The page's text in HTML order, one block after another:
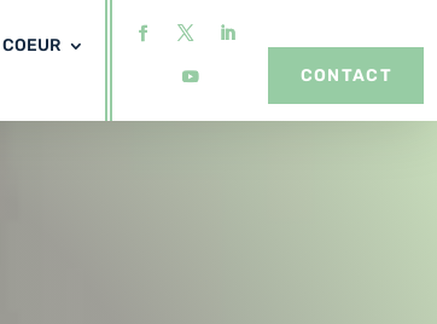
CONTACT